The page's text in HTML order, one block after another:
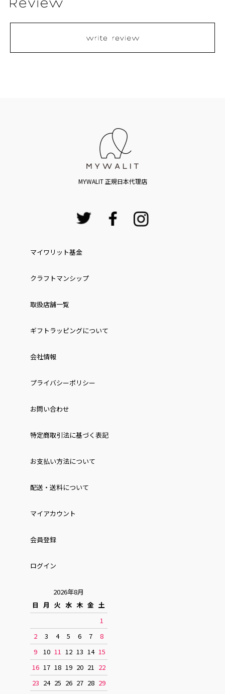
MYWALIT 正規日本代理店
マイワリット基金
クラフトマンシップ
取扱店舗一覧
ギフトラッピングについて
会社情報
プライバシーポリシー
お問い合わせ
特定商取引法に基づく表記
お⽀払い⽅法について
配送・送料について
マイアカウント
会員登録
ログイン
2026年8月
日
月 火 水 木 金 土
1
2
3 4 5 6 7
8
9
10 11 12 13 14 15
16 17 18 19 20 21
22
23 24 25 26 27 28 29